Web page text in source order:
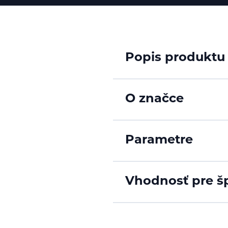
Popis produktu
O značce
Parametre
Vhodnosť pre